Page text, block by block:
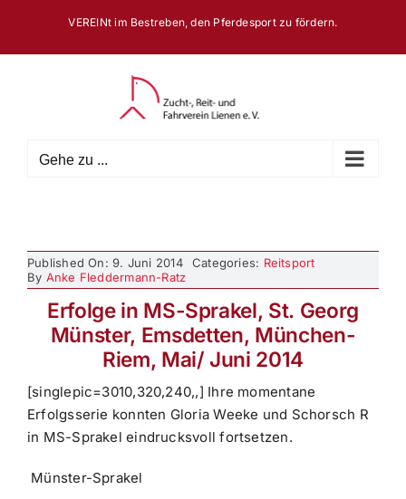
springen
VEREINt im Bestreben, den Pferdesport zu fördern.
Gehe zu ...
Published On: 9. Juni 2014 Categories: Reitsport
By Anke Fleddermann-Ratz
Erfolge in MS-Sprakel, St. Georg
Münster, Emsdetten, München-
Riem, Mai/ Juni 2014
[singlepic=3010,320,240,,] Ihre momentane
Erfolgsserie konnten Gloria Weeke und Schorsch R
in MS-Sprakel eindrucksvoll fortsetzen.
Münster-Sprakel